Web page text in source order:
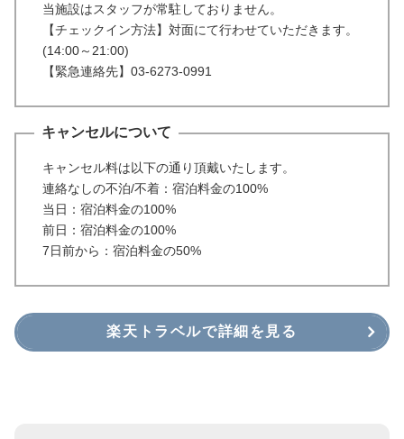
当施設はスタッフが常駐しておりません。
【チェックイン方法】対面にて行わせていただきます。
(14:00～21:00)
【緊急連絡先】03-6273-0991
キャンセルについて
キャンセル料は以下の通り頂戴いたします。
連絡なしの不泊/不着：宿泊料金の100%
当日：宿泊料金の100%
前日：宿泊料金の100%
7日前から：宿泊料金の50%
楽天トラベルで詳細を見る